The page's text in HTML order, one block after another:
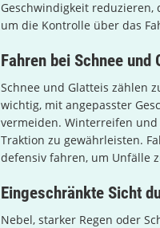
Geschwindigkeit
um die Kontrolle über das
Fahren bei Schnee und
Schnee und Glatteis zählen
wichtig, mit angepasster
vermeiden. Winterreifen und
Traktion zu gewährleisten.
defensiv fahren, um Unfälle
Eingeschränkte Sicht
Nebel, starker Regen oder